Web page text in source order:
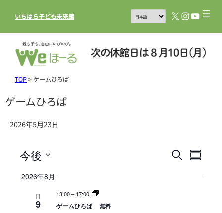
いちはら子ども未来館 X Instagram
YouTube
TOP> ゲームひろば
ゲームひろば
2026年5月23日
イ
検
イ
今後
付
2026年8月
日
9
13:00– 17:00
ゲームひろば 無料